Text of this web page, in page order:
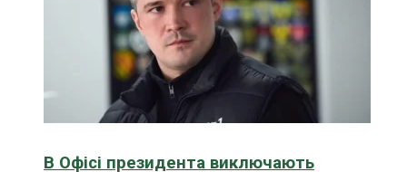
В Офісі президента виключають